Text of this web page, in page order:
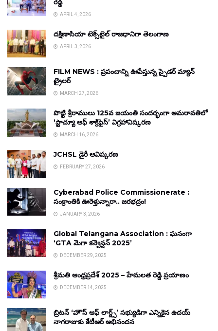
రెడ్డి
APRIL 4, 2026
దక్షిణాసియా టెక్స్‌టైల్ రాజధానిగా తెలంగాణ
APRIL 3, 2026
FILM NEWS : ప్రపంచాన్ని ఊపేస్తున్న స్పైడర్ మ్యాన్
ట్రైలర్
MARCH 27, 2026
పొట్టి శ్రీరాములు 125వ జయంతి సందర్భంగా అమరావతిలో
‘స్టాచ్యూ ఆఫ్ శాక్రిఫైస్’ విగ్రహావిష్కరణ
MARCH 16, 2026
JCHSL డైరీ ఆవిష్కరణ
FEBRUARY 27, 2026
Cyberabad Police Commissionerate :
సంక్రాంతికి ఊరెళ్తున్నారా.. జరభద్రం!
JANUARY 3, 2026
Global Telangana Association : ఘనంగా
‘GTA మెగా కన్వెన్షన్ 2025’
DECEMBER 29, 2025
శ్రీమతి ఆంధ్రప్రదేశ్ 2025 – హేమలత రెడ్డి ప్రయాణం
DECEMBER 14, 2025
బ్రిటన్ ‘హౌస్ ఆఫ్ లార్డ్స్’ సభ్యుడిగా ఎన్నికైన ఉదయ్
నాగరాజుకు కేటీఆర్ అభినందన